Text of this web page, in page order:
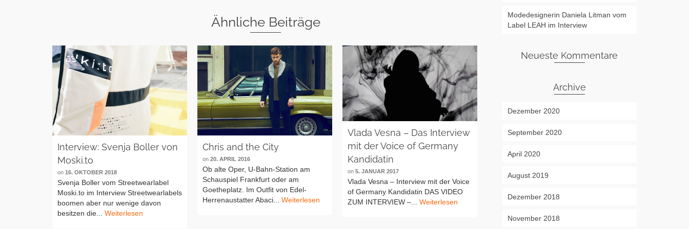
Ähnliche Beiträge
Interview: Svenja Boller von
Moski.to
on 16. OKTOBER 2018
Svenja Boller vom Streetwearlabel
Moski.to im Interview Streetwearlabels
boomen aber nur wenige davon
besitzen die... Weiterlesen
Chris and the City
on20. APRIL 2016
Ob alte Oper, U-Bahn-Station am
Schauspiel Frankfurt oder am
Goetheplatz. Im Outfit von Edel-
Herrenaustatter Abaci...Weiterlesen
Vlada Vesna – Das Interview
mit der Voice of Germany
Kandidatin
on5. JANUAR 2017
Vlada Vesna – Interview mit der Voice
of Germany Kandidatin DAS VIDEO
ZUM INTERVIEW –...Weiterlesen
Anna Yurek – Einmal Malta
und zurück
Anna Yurek – Einmal Malta und
Frankfurter Designerin Anna Yurek....
Modedesignerin Daniela Litman vom
Label LEAH im Interview
Neueste Kommentare
Archive
Dezember 2020
September 2020
April 2020
August 2019
Dezember 2018
November 2018